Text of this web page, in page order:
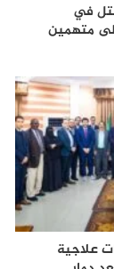
في
متهمين
علاجية